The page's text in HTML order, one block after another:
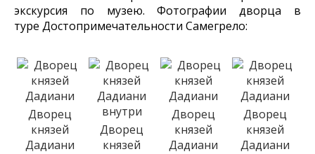
экскурсия по музею. Фотографии дворца в
туре Достопримечательности Самегрело:
Дворец
князей
Дадиани
Дворец
князей
Дворец
князей
Дадиани
Дворец
князей
Дадиани